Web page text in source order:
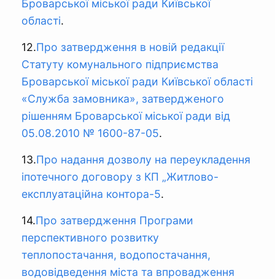
Броварської міської ради Київської
області.
12.Про затвердження в новій редакції
Статуту комунального підприємства
Броварської міської ради Київської області
«Служба замовника», затвердженого
рішенням Броварської міської ради від
05.08.2010 № 1600-87-05.
13.Про надання дозволу на переукладення
іпотечного договору з КП „Житлово-
експлуатаційна контора-5.
14.Про затвердження Програми
перспективного розвитку
теплопостачання, водопостачання,
водовідведення міста та впровадження